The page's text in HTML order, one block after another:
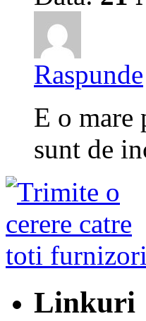
Raspunde
E o mare
sunt de
Linkuri